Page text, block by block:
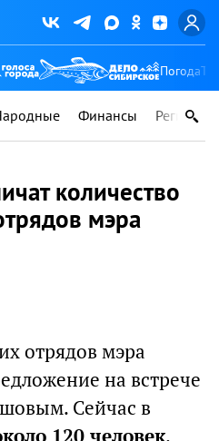
Погода
Финансы Регионы
количество
мэра
отрядов мэра
на встрече
Сейчас в
120 человек.